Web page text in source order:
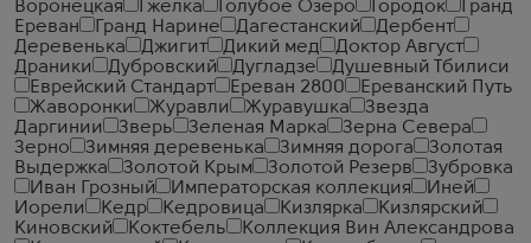
Воронецкая
Гжелка Голубое Озеро Городок
Гранд
Ереван
Гранд Нарине Дагестанский
Дербент
Деревенька
Джигит Дикий мед
Доктор Август
Драники
Дубровский Дугладзе
Душевный Тбилиси
Еврейский Стандарт
Ереван 2800
Ереванский Путь
Жаворонки
Журавли Журавушка
Звезда
Даргинии
Зверь Зеленая Марка
Зерна Севера
Зерно
Зимняя деревенька Зимняя дорога
Золотая
Выдержка
Золотой Крым Золотой Резерв
Зубровка
Иван Грозный
Императорская коллекция
Иней
Иорели
Кедр Кедровица Кизлярка
Кизлярский
Киновский
Коктебель
Коллекция Вин Александрова